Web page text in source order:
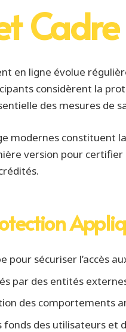
en ligne évolue
considèrent la
des mesures de
modernes
version pour
pour sécuriser l’accès
par des entités
des comportements
fonds des utilisateurs et